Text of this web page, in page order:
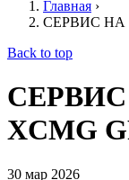
Главная ›
СЕРВИС НА
Back to top
XCMG
30 мар 2026